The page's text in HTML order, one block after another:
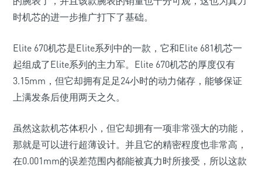
时机芯的进一步推广打下了基础。
Elite 670机芯是Elite系列中的一款，它和Elite 681机芯一
起组成了Elite系列的主力军。Elite 670机芯的厚度仅有
3.15mm，但它却拥有足足24小时的动力储存，能够保证
上满发条后使用两天之久。
虽然这款机芯体积小，但它却拥有一项非常强大的功能，
那就是可以进行超薄设计。并且它的精密程度也非常高，
在0.001mm的误差范围内都能被真力时所接受，所以这款